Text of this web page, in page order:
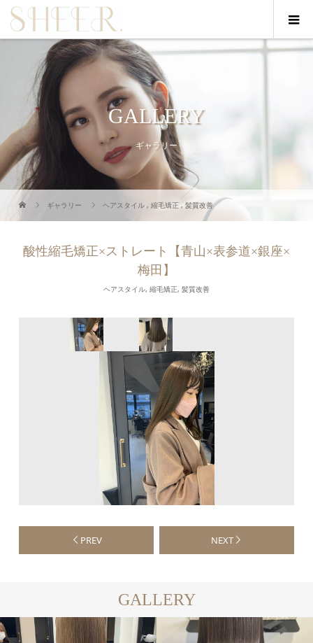
GALLERY
ギャラリー
ギャラリー ヘアスタイル ,縮毛矯正 ,髪質改善
酸性縮毛矯正×ストレート【青山×表参道×銀座×
梅田】
ヘアスタイル, 縮毛矯正, 髪質改善
PREV NEXT
GALLERY